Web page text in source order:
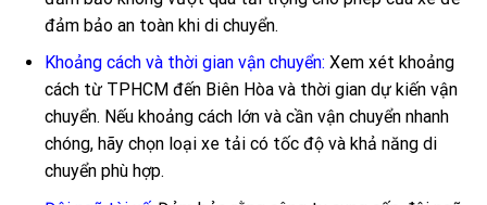
đảm bảo an toàn khi di chuyển.
Khoảng cách và thời gian vận chuyển: Xem xét khoảng
cách từ TPHCM đến Biên Hòa và thời gian dự kiến vận
chuyển. Nếu khoảng cách lớn và cần vận chuyển nhanh
chóng, hãy chọn loại xe tải có tốc độ và khả năng di
chuyển phù hợp.